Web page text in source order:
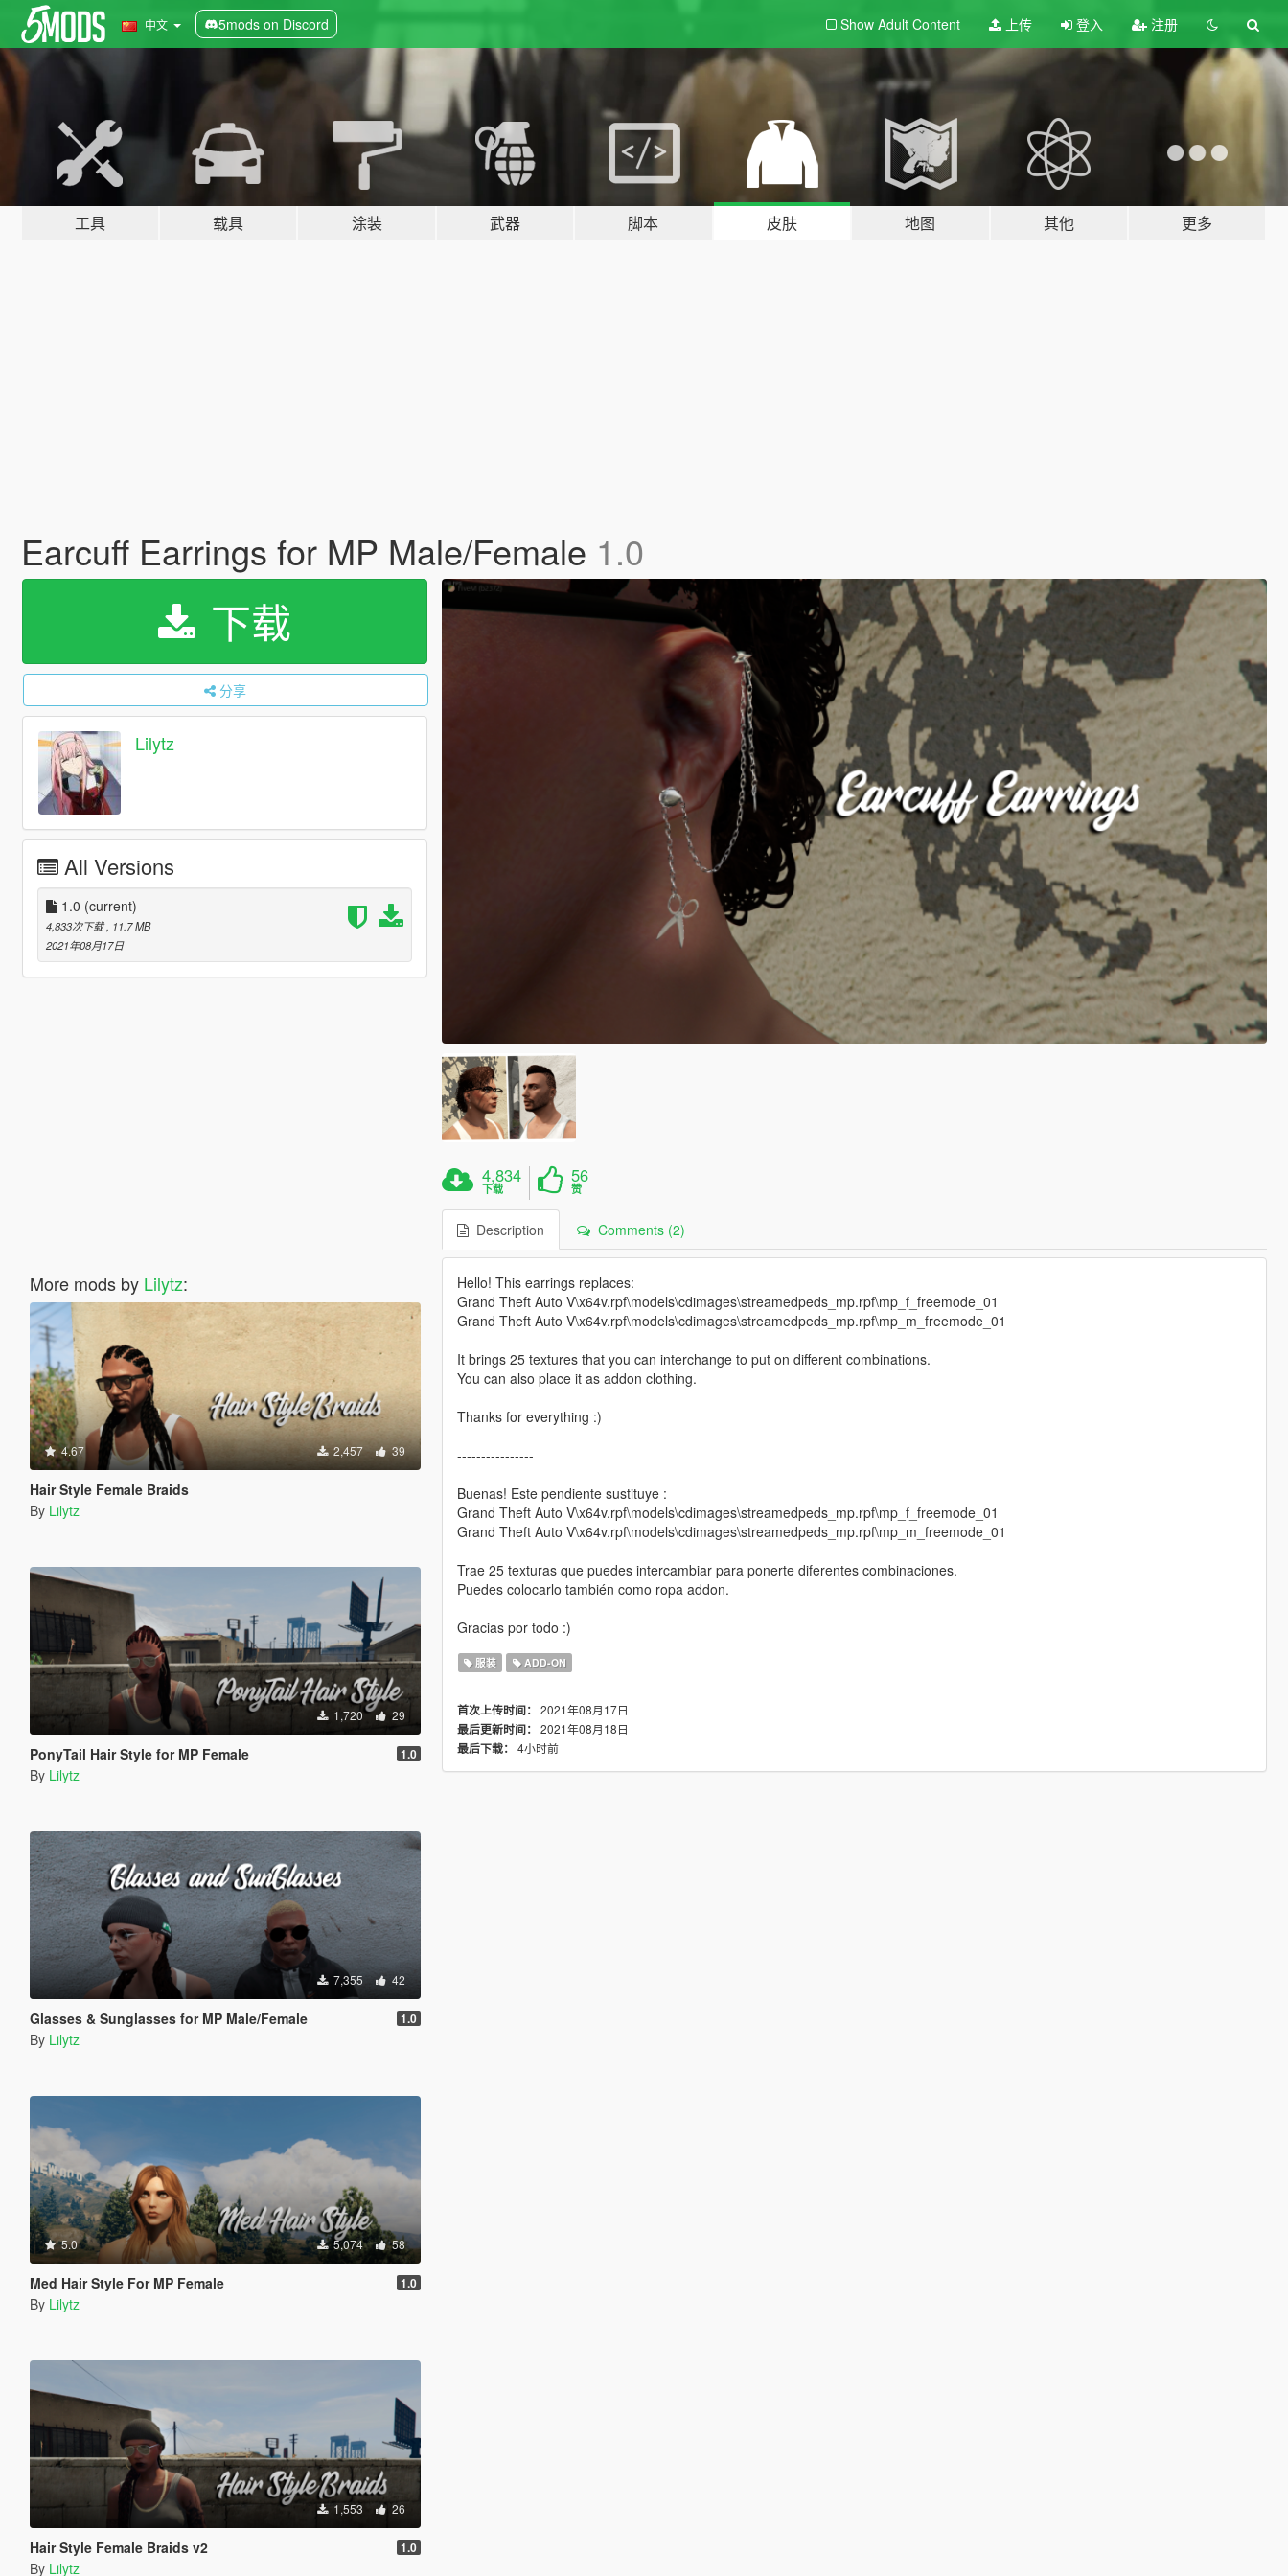
中文 5mods on Discord Show Adult Content 上传 登入 注册
工具 载具 涂装 武器 脚本 皮肤 地图 其他 更多
Earcuff Earrings for MP Male/Female 1.0
下载
分享
Lilytz
All Versions
1.0 (current)
4,833次下载 , 11.7 MB
2021年08月17日
More mods by Lilytz:
4.67 2,457 39
Hair Style Female Braids
By Lilytz
1,720 29
PonyTail Hair Style for MP Female 1.0
By Lilytz
7,355 42
Glasses & Sunglasses for MP Male/Female 1.0
By Lilytz
5.0 5,074 58
Med Hair Style For MP Female 1.0
By Lilytz
1,553 26
Hair Style Female Braids v2 1.0
By Lilytz
4,834
下载
56
赞
Description Comments (2)
Hello! This earrings replaces:
Grand Theft Auto V\x64v.rpf\models\cdimages\streamedpeds_mp.rpf\mp_f_freemode_01
Grand Theft Auto V\x64v.rpf\models\cdimages\streamedpeds_mp.rpf\mp_m_freemode_01
It brings 25 textures that you can interchange to put on different combinations.
You can also place it as addon clothing.
Thanks for everything :)
----------------
Buenas! Este pendiente sustituye :
Grand Theft Auto V\x64v.rpf\models\cdimages\streamedpeds_mp.rpf\mp_f_freemode_01
Grand Theft Auto V\x64v.rpf\models\cdimages\streamedpeds_mp.rpf\mp_m_freemode_01
Trae 25 texturas que puedes intercambiar para ponerte diferentes combinaciones.
Puedes colocarlo también como ropa addon.
Gracias por todo :)
服装 ADD-ON
首次上传时间： 2021年08月17日
最后更新时间： 2021年08月18日
最后下载： 4小时前